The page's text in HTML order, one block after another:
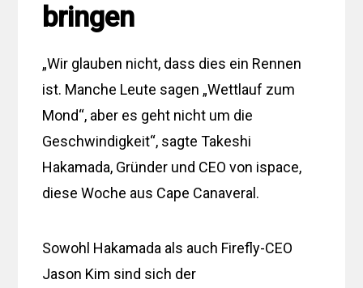
bringen
„Wir glauben nicht, dass dies ein Rennen
ist. Manche Leute sagen „Wettlauf zum
Mond“, aber es geht nicht um die
Geschwindigkeit“, sagte Takeshi
Hakamada, Gründer und CEO von ispace,
diese Woche aus Cape Canaveral.
Sowohl Hakamada als auch Firefly-CEO
Jason Kim sind sich der